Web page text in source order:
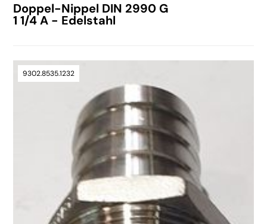
Doppel-Nippel DIN 2990 G
1 1/4 A - Edelstahl
9302.8535.1232